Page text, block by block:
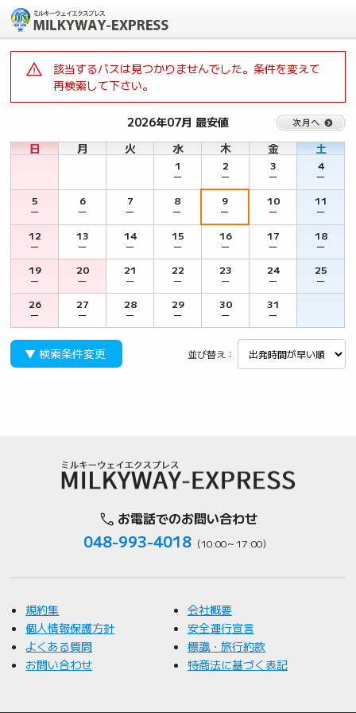
該当するバスは見つかりませんでした。条件を変えて
再検索して下さい。
2026年07月 最安値
日
月 火 水 木 金 土
1
－
2
－
3
－
4
－
5
－
6
－
7
－
8
－
9
－
10
－
11
－
12
－
13
－
14
－
15
－
16
－
17
－
18
－
19
－
20
－
21
－
22
－
23
－
24
－
25
－
26
－
27
－
28
－
29
－
30
－
31
－
▼ 検索条件変更 並び替え：
お電話でのお問い合わせ
048-993-4018 （10:00～17:00）
規約集
個人情報保護方針
よくある質問
お問い合わせ
会社概要
安全運行宣言
標識・旅行約款
特商法に基づく表記